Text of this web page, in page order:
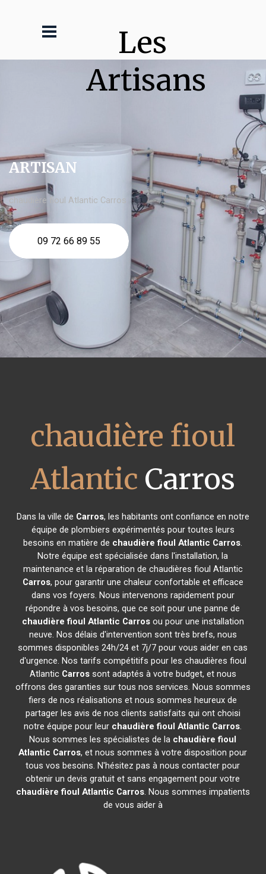
Les
Artisans
ARTISAN
chaudière fioul Atlantic Carros
09 72 66 89 55
chaudière fioul
Atlantic Carros
Dans la ville de Carros, les habitants ont confiance en notre
équipe de plombiers expérimentés pour toutes leurs
besoins en matière de chaudière fioul Atlantic Carros.
Notre équipe est spécialisée dans l'installation, la
maintenance et la réparation de chaudières fioul Atlantic
Carros, pour garantir une chaleur confortable et efficace
dans vos foyers. Nous intervenons rapidement pour
répondre à vos besoins, que ce soit pour une panne de
chaudière fioul Atlantic Carrosou pour une installation
neuve. Nos délais d'intervention sont très brefs, nous
sommes disponibles 24h/24 et 7j/7 pour vous aider en cas
d'urgence. Nos tarifs compétitifs pour les chaudières fioul
Atlantic Carrossont adaptés à votre budget, et nous
offrons des garanties sur tous nos services. Nous sommes
fiers de nos réalisations et nous sommes heureux de
partager les avis de nos clients satisfaits qui ont choisi
notre équipe pour leur chaudière fioul Atlantic Carros.
Nous sommes les spécialistes de la chaudière fioul
Atlantic Carros, et nous sommes à votre disposition pour
tous vos besoins. N'hésitez pas à nous contacter pour
obtenir un devis gratuit et sans engagement pour votre
chaudière fioul Atlantic Carros. Nous sommes impatients
de vous aider à